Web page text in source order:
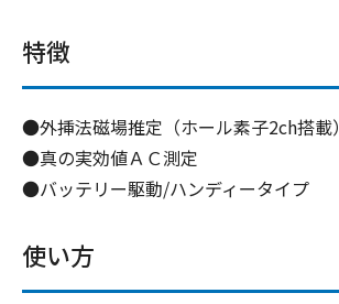
特徴
●外挿法磁場推定（ホール素子2ch搭載）
●真の実効値ＡＣ測定
●バッテリー駆動/ハンディータイプ
使い方